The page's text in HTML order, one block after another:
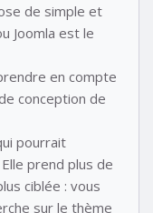
de simple et
Joomla est le
en compte
conception de
pourrait
prend plus de
ciblée : vous
sur le thème